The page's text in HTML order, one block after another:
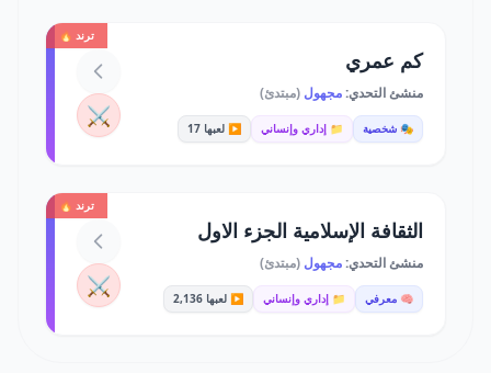
ترند 🔥
كم عمري
منشئ التحدي:مجهول (مبتدئ)
🎭 شخصية 📁 إداري وإنساني ▶️ لعبها 17 ⚔️
ترند 🔥
الثقافة الإسلامية الجزء الاول
منشئ التحدي:مجهول (مبتدئ)
🧠 معرفي 📁 إداري وإنساني ▶️ لعبها 2,136 ⚔️